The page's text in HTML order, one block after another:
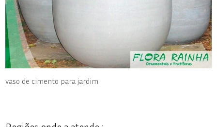
vaso de cimento para jardim